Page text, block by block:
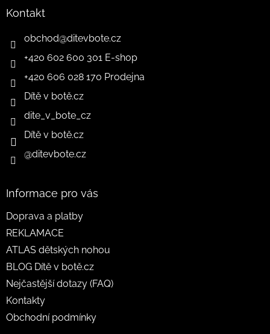
Kontakt
obchod@ditevbote.cz
+420 602 600 301 E-shop
+420 606 028 170 Prodejna
Dítě v botě.cz
dite_v_bote_cz
Dítě v botě.cz
@ditevbote.cz
Informace pro vás
Doprava a platby
REKLAMACE
ATLAS dětských nohou
BLOG Dítě v botě.cz
Nejčastější dotazy (FAQ)
Kontakty
Obchodní podmínky